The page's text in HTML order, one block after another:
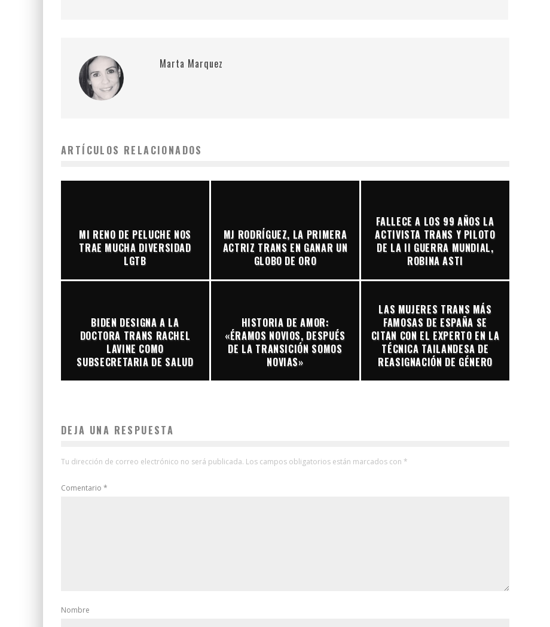
Marta Marquez
ARTÍCULOS RELACIONADOS
MI RENO DE PELUCHE NOS
TRAE MUCHA DIVERSIDAD
LGTB
MJ RODRÍGUEZ, LA PRIMERA
ACTRIZ TRANS EN GANAR UN
GLOBO DE ORO
FALLECE A LOS 99 AÑOS LA
ACTIVISTA TRANS Y PILOTO
DE LA II GUERRA MUNDIAL,
ROBINA ASTI
BIDEN DESIGNA A LA
DOCTORA TRANS RACHEL
LAVINE COMO
SUBSECRETARIA DE SALUD
HISTORIA DE AMOR:
«ÉRAMOS NOVIOS, DESPUÉS
DE LA TRANSICIÓN SOMOS
NOVIAS»
LAS MUJERES TRANS MÁS
FAMOSAS DE ESPAÑA SE
CITAN CON EL EXPERTO EN LA
TÉCNICA TAILANDESA DE
REASIGNACIÓN DE GÉNERO
DEJA UNA RESPUESTA
Tu dirección de correo electrónico no será publicada. Los campos obligatorios están marcados con *
Comentario *
Nombre